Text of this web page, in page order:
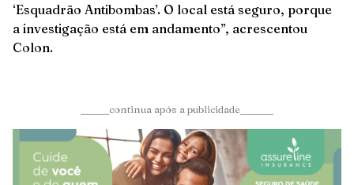
‘Esquadrão Antibombas’. O local está seguro, porque
a investigação está em andamento”, acrescentou
Colon.
______continua após a publicidade_______